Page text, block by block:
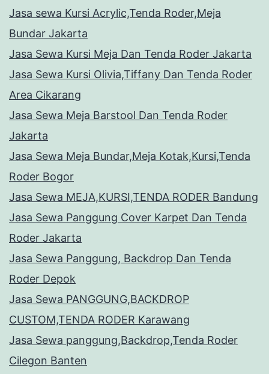
Jasa sewa Kursi Acrylic,Tenda Roder,Meja
Bundar Jakarta
Jasa Sewa Kursi Meja Dan Tenda Roder Jakarta
Jasa Sewa Kursi Olivia,Tiffany Dan Tenda Roder
Area Cikarang
Jasa Sewa Meja Barstool Dan Tenda Roder
Jakarta
Jasa Sewa Meja Bundar,Meja Kotak,Kursi,Tenda
Roder Bogor
Jasa Sewa MEJA,KURSI,TENDA RODER Bandung
Jasa Sewa Panggung Cover Karpet Dan Tenda
Roder Jakarta
Jasa Sewa Panggung, Backdrop Dan Tenda
Roder Depok
Jasa Sewa PANGGUNG,BACKDROP
CUSTOM,TENDA RODER Karawang
Jasa Sewa panggung,Backdrop,Tenda Roder
Cilegon Banten